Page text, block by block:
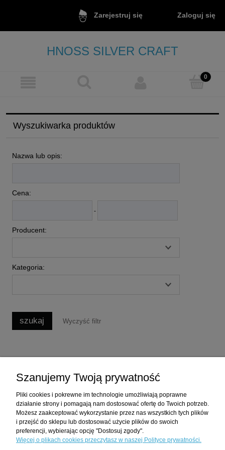
Zarejestruj się Zaloguj się
HNOSS SILVER CRAFT
Wyszukiwarka produktów
Nazwa lub opis:
Cena:
-
Producent:
Kategoria:
szukaj Wyczyść filtr
Moje konto
Informacje
Szanujemy Twoją prywatność
Pliki cookies i pokrewne im technologie umożliwiają poprawne
działanie strony i pomagają nam dostosować ofertę do Twoich potrzeb.
Możesz zaakceptować wykorzystanie przez nas wszystkich tych plików
i przejść do sklepu lub dostosować użycie plików do swoich
preferencji, wybierając opcję "Dostosuj zgody".
Więcej o plikach cookies przeczytasz w naszej Polityce prywatności.